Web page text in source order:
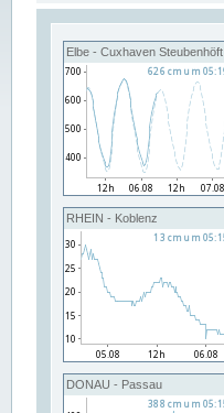
Elbe - Cuxhaven Steubenhöft
RHEIN - Koblenz
DONAU - Passau